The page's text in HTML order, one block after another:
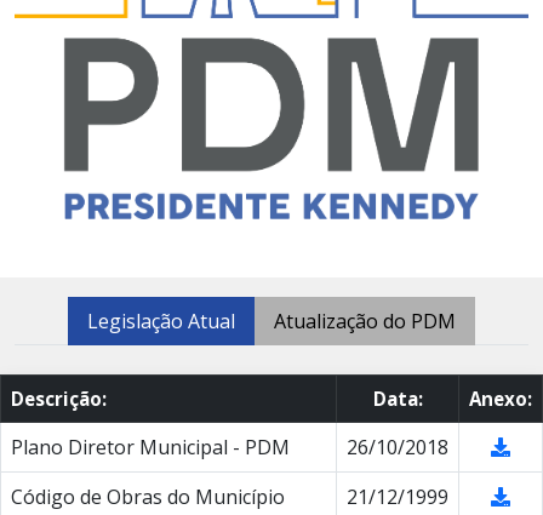
Legislação Atual Atualização do PDM
Descrição: Data: Anexo:
Plano Diretor Municipal - PDM
26/10/2018
Código de Obras do Município
21/12/1999